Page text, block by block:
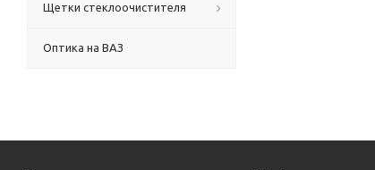
Щетки стеклоочистителя
Оптика на ВАЗ